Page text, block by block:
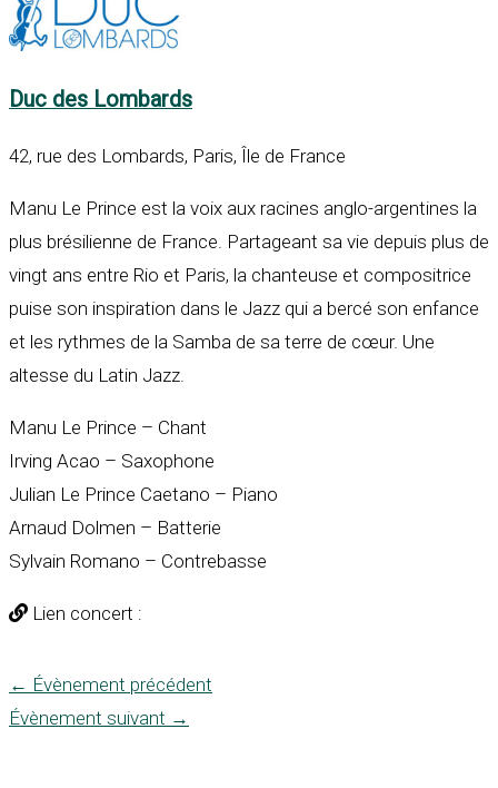
Duc des Lombards
42, rue des Lombards, Paris, Île de France
Manu Le Prince est la voix aux racines anglo-argentines la
plus brésilienne de France. Partageant sa vie depuis plus de
vingt ans entre Rio et Paris, la chanteuse et compositrice
puise son inspiration dans le Jazz qui a bercé son enfance
et les rythmes de la Samba de sa terre de cœur. Une
altesse du Latin Jazz.
Manu Le Prince – Chant
Irving Acao – Saxophone
Julian Le Prince Caetano – Piano
Arnaud Dolmen – Batterie
Sylvain Romano – Contrebasse
Lien concert :
← Évènement précédent
Évènement suivant →